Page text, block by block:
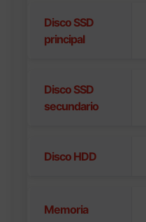
Disco SSD
principal
Disco SSD
secundario
Disco HDD
Memoria